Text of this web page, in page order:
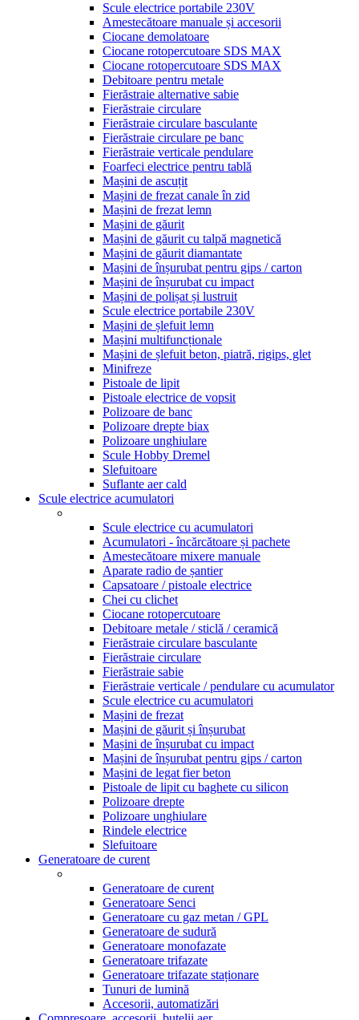
Scule electrice portabile 230V
Amestecătoare manuale și accesorii
Ciocane demolatoare
Ciocane rotopercutoare SDS MAX
Ciocane rotopercutoare SDS MAX
Debitoare pentru metale
Fierăstraie alternative sabie
Fierăstraie circulare
Fierăstraie circulare basculante
Fierăstraie circulare pe banc
Fierăstraie verticale pendulare
Foarfeci electrice pentru tablă
Mașini de ascuțit
Mașini de frezat canale în zid
Mașini de frezat lemn
Mașini de găurit
Mașini de găurit cu talpă magnetică
Mașini de găurit diamantate
Mașini de înșurubat pentru gips / carton
Mașini de înșurubat cu impact
Mașini de polișat și lustruit
Scule electrice portabile 230V
Mașini de șlefuit lemn
Mașini multifuncționale
Mașini de șlefuit beton, piatră, rigips, glet
Minifreze
Pistoale de lipit
Pistoale electrice de vopsit
Polizoare de banc
Polizoare drepte biax
Polizoare unghiulare
Scule Hobby Dremel
Slefuitoare
Suflante aer cald
Scule electrice acumulatori
Scule electrice cu acumulatori
Acumulatori - încărcătoare și pachete
Amestecătoare mixere manuale
Aparate radio de șantier
Capsatoare / pistoale electrice
Chei cu clichet
Ciocane rotopercutoare
Debitoare metale / sticlă / ceramică
Fierăstraie circulare basculante
Fierăstraie circulare
Fierăstraie sabie
Fierăstraie verticale / pendulare cu acumulator
Scule electrice cu acumulatori
Mașini de frezat
Mașini de găurit și înșurubat
Mașini de înșurubat cu impact
Mașini de înșurubat pentru gips / carton
Mașini de legat fier beton
Pistoale de lipit cu baghete cu silicon
Polizoare drepte
Polizoare unghiulare
Rindele electrice
Slefuitoare
Generatoare de curent
Generatoare de curent
Generatoare Senci
Generatoare cu gaz metan / GPL
Generatoare de sudură
Generatoare monofazate
Generatoare trifazate
Generatoare trifazate staționare
Tunuri de lumină
Accesorii, automatizări